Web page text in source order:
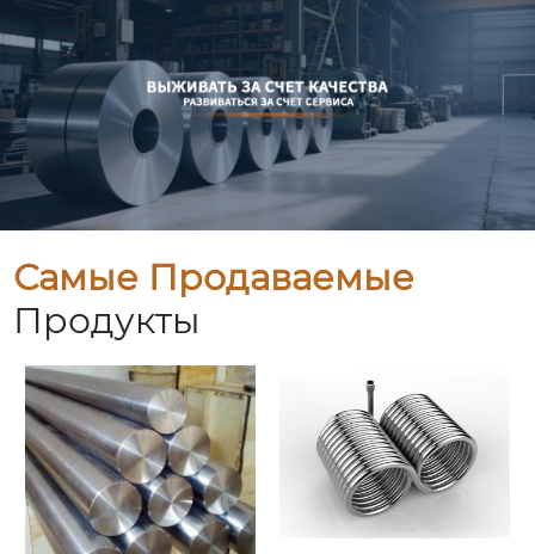
Самые Продаваемые
Продукты